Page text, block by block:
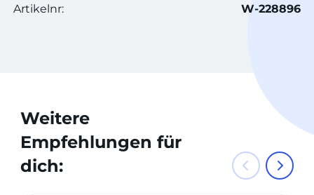
Artikelnr: W-228896
Weitere
Empfehlungen für
dich: